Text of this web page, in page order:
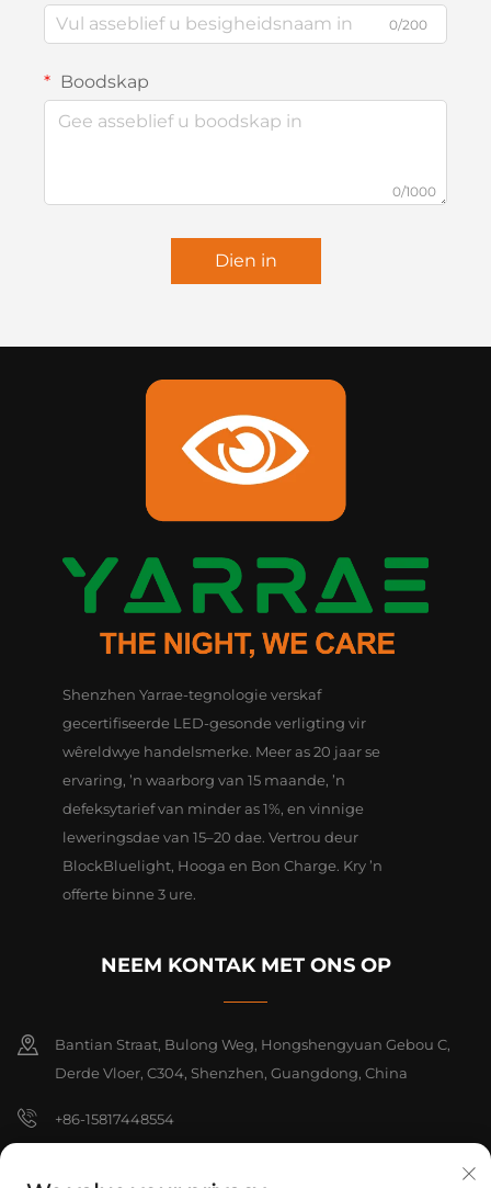
0/200
Boodskap
0/1000
Dien in
Shenzhen Yarrae-tegnologie verskaf
gecertifiseerde LED-gesonde verligting vir
wêreldwye handelsmerke. Meer as 20 jaar se
ervaring, ’n waarborg van 15 maande, ’n
defeksytarief van minder as 1%, en vinnige
leweringsdae van 15–20 dae. Vertrou deur
BlockBluelight, Hooga en Bon Charge. Kry ’n
offerte binne 3 ure.
NEEM KONTAK MET ONS OP
Bantian Straat, Bulong Weg, Hongshengyuan Gebou C,
Derde Vloer, C304, Shenzhen, Guangdong, China
+86-15817448554